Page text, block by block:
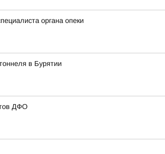
органа опеки
в Бурятии
ДФО